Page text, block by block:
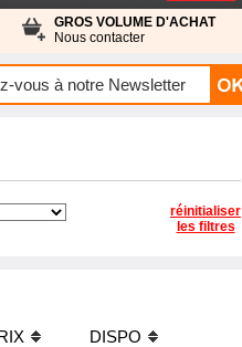
GROS VOLUME D'ACHAT
Nous contacter
réinitialiser
les filtres
DISPO